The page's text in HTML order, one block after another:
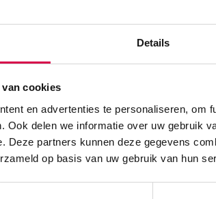
Details
cookies
en advertenties te personaliseren, om
Ook delen we informatie over uw gebruik
Deze partners kunnen deze gegevens
op basis van uw gebruik van hun